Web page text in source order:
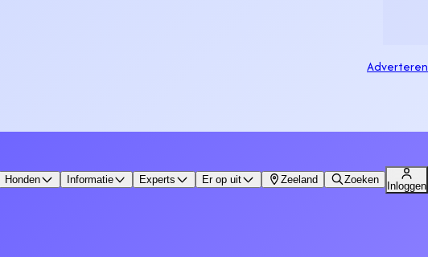
Adverteren
Honden Informatie Experts Er op uit Zeeland Zoeken
Inloggen